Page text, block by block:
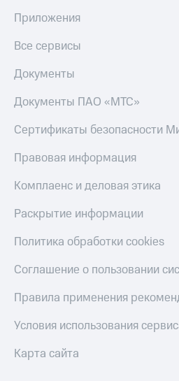
Приложения
Все сервисы
Документы
Документы ПАО «МТС»
Сертификаты безопасности
Правовая информация
Комплаенс и деловая этика
Раскрытие информации
Политика обработки cookies
Соглашение о пользовании
Правила применения
Условия использования
Карта сайта